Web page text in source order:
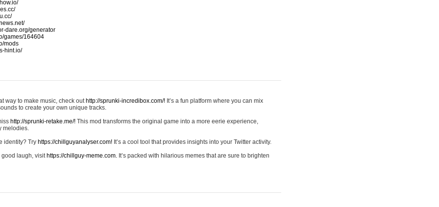
dare.org/generator
games/164604
mods
hint.io/
way to make music, check out http://sprunki-incredibox.com/! It’s a fun platform where you can mix
to create your own unique tracks.
http://sprunki-retake.me/! This mod transforms the original game into a more eerie experience,
melodies.
identity? Try https://chillguyanalyser.com! It’s a cool tool that provides insights into your Twitter activity.
good laugh, visit https://chillguy-meme.com. It’s packed with hilarious memes that are sure to brighten